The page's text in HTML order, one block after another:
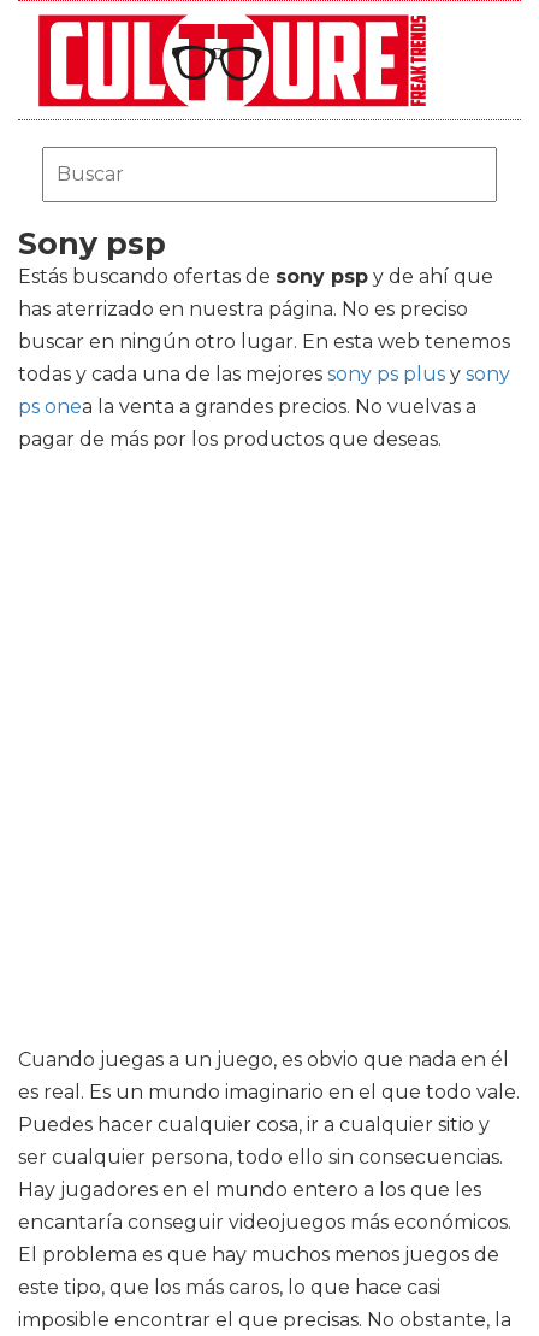
Sony psp
Estás buscando ofertas de sony psp y de ahí que
has aterrizado en nuestra página. No es preciso
buscar en ningún otro lugar. En esta web tenemos
todas y cada una de las mejores sony ps plus y sony
ps onea la venta a grandes precios. No vuelvas a
pagar de más por los productos que deseas.
Cuando juegas a un juego, es obvio que nada en él
es real. Es un mundo imaginario en el que todo vale.
Puedes hacer cualquier cosa, ir a cualquier sitio y
ser cualquier persona, todo ello sin consecuencias.
Hay jugadores en el mundo entero a los que les
encantaría conseguir videojuegos más económicos.
El problema es que hay muchos menos juegos de
este tipo, que los más caros, lo que hace casi
imposible encontrar el que precisas. No obstante, la